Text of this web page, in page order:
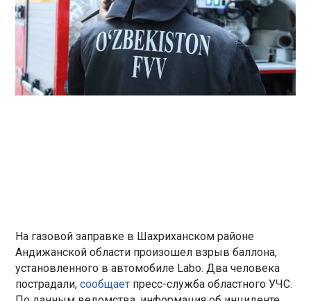
На газовой заправке в Шахриханском районе
Андижанской области произошел взрыв баллона,
установленного в автомобиле Labo. Два человека
пострадали,сообщает пресс-служба областного УЧС.